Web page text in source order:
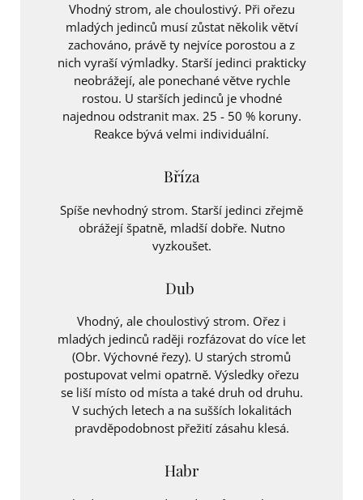
Vhodný strom, ale choulostivý. Při ořezu
mladých jedinců musí zůstat několik větví
zachováno, právě ty nejvíce porostou a z
nich vyraší výmladky. Starší jedinci prakticky
neobrážejí, ale ponechané větve rychle
rostou. U starších jedinců je vhodné
najednou odstranit max. 25 - 50 % koruny.
Reakce bývá velmi individuální.
Bříza
Spíše nevhodný strom. Starší jedinci zřejmě
obrážejí špatně, mladší dobře. Nutno
vyzkoušet.
Dub
Vhodný, ale choulostivý strom. Ořez i
mladých jedinců raději rozfázovat do více let
(Obr. Výchovné řezy). U starých stromů
postupovat velmi opatrně. Výsledky ořezu
se liší místo od místa a také druh od druhu.
V suchých letech a na sušších lokalitách
pravděpodobnost přežití zásahu klesá.
Habr